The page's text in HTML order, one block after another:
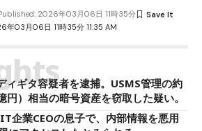
03月06日 11時35分 11:35 AM
2026年03月06日 11時35分
ィギタ容疑者を逮捕。USMS管理の約
）相当の暗号資産を窃取した疑い。
企業CEOの息子で、内部情報を悪用